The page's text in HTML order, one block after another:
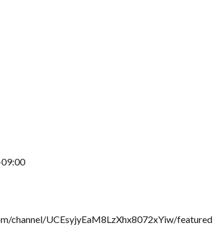
channel/UCEsyjyEaM8LzXhx8072xYiw/featured